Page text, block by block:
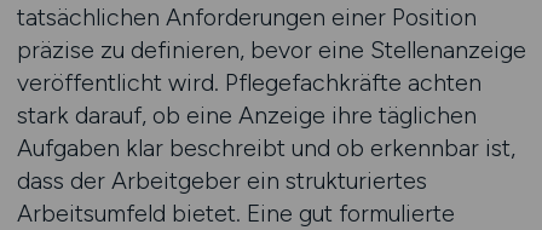
tatsächlichen Anforderungen einer Position
präzise zu definieren, bevor eine Stellenanzeige
veröffentlicht wird. Pflegefachkräfte achten
stark darauf, ob eine Anzeige ihre täglichen
Aufgaben klar beschreibt und ob erkennbar ist,
dass der Arbeitgeber ein strukturiertes
Arbeitsumfeld bietet. Eine gut formulierte